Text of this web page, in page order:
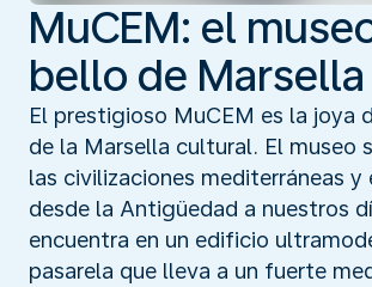
MuCEM: el
bello de Marsella
El prestigioso MuCEM es la joya
de la Marsella cultural. El museo
las civilizaciones mediterráneas y
desde la Antigüedad a nuestros
encuentra en un edificio
pasarela que lleva a un fuerte